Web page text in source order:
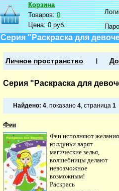
Корзина
Товаров:0
Цена:0 руб.
Серия "Раскраска для
Личное пространство
Серия "Раскраска для
Найдено: 4, показано 4, страница 1
Феи
Феи исполняют
колдуньи варят
магические зелья,
волшебницы делают
невозможное
возможным!
Раскрась